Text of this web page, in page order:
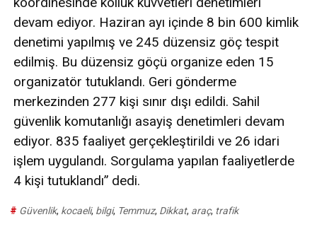
devam ediyor. Haziran ayı içinde 8 bin 600 kimlik
denetimi yapılmış ve 245 düzensiz göç tespit
edilmiş. Bu düzensiz göçü organize eden 15
organizatör tutuklandı. Geri gönderme
merkezinden 277 kişi sınır dışı edildi. Sahil
güvenlik komutanlığı asayiş denetimleri devam
ediyor. 835 faaliyet gerçekleştirildi ve 26 idari
işlem uygulandı. Sorgulama yapılan faaliyetlerde
4 kişi tutuklandı” dedi.
# Güvenlik, kocaeli, bilgi, Temmuz, Dikkat, araç, trafik